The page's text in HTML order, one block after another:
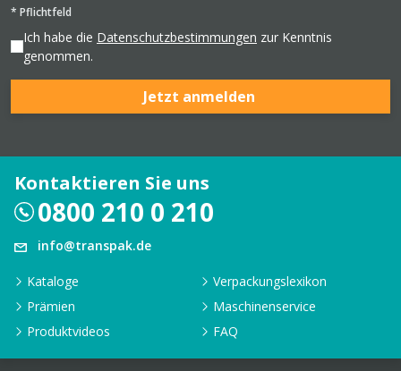
* Pflichtfeld
Ich habe die Datenschutzbestimmungen zur Kenntnis
genommen.
Jetzt anmelden
Kontaktieren Sie uns
0800 210 0 210
info@transpak.de
Kataloge
Verpackungslexikon
Prämien
Maschinenservice
Produktvideos
FAQ